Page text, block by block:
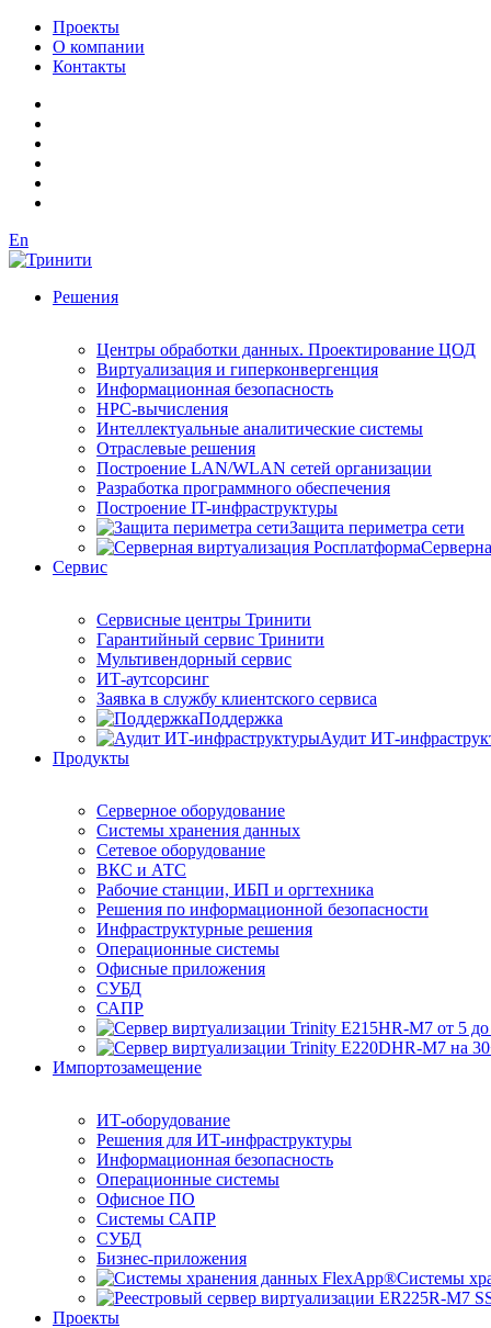
Проекты
О компании
Контакты
En
Решения
Центры обработки данных. Проектирование ЦОД
Виртуализация и гиперконвергенция
Информационная безопасность
HPC-вычисления
Интеллектуальные аналитические системы
Отраслевые решения
Построение LAN/WLAN сетей организации
Разработка программного обеспечения
Построение IT-инфраструктуры
Защита периметра сети
Сервис
Сервисные центры Тринити
Гарантийный сервис Тринити
Мультивендорный сервис
ИТ-аутсорсинг
Заявка в службу клиентского сервиса
Поддержка
Аудит ИТ-
Продукты
Серверное оборудование
Системы хранения данных
Сетевое оборудование
ВКС и АТС
Рабочие станции, ИБП и оргтехника
Решения по информационной безопасности
Инфраструктурные решения
Операционные системы
Офисные приложения
СУБД
САПР
Импортозамещение
ИТ-оборудование
Решения для ИТ-инфраструктуры
Информационная безопасность
Операционные системы
Офисное ПО
Системы САПР
СУБД
Бизнес-приложения
Системы
Проекты